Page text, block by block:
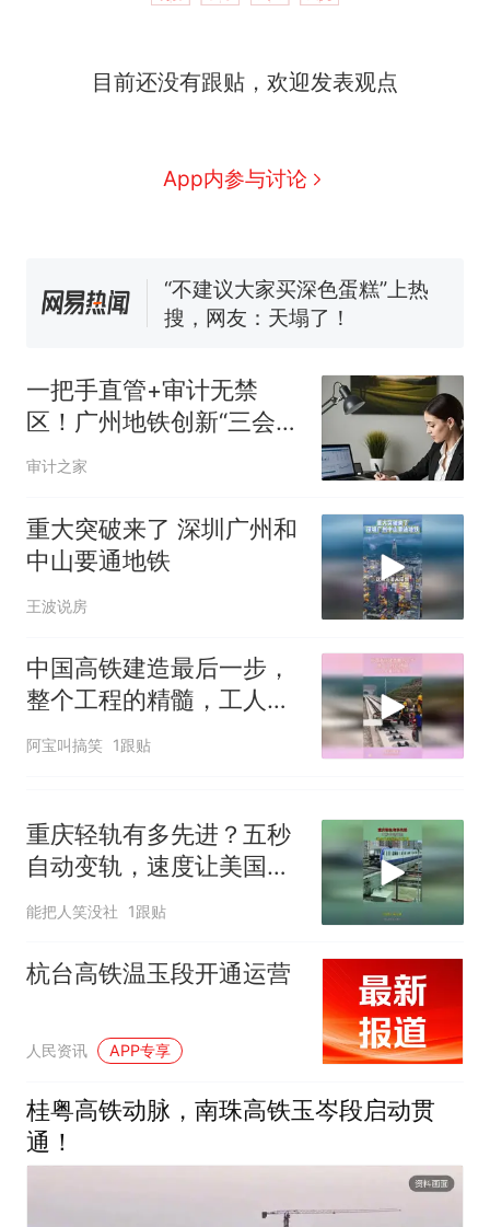
目前还没有跟贴，欢迎发表观点
App内参与讨论
交5060元才肯搬上楼！女子傻
视频丨只要一枚命中就能让航
已叫停招聘，成立调查组全面
核查
“不建议大家买深色蛋糕”上热
搜，网友：天塌了！
全部作废，公平么？
一把手直管+审计无禁
区！广州地铁创新“三会制
度”夯实整改闭环，审计价
审计之家
重大突破来了 深圳广州和
中山要通地铁
王波说房
中国高铁建造最后一步，
整个工程的精髓，工人坐
着就能完成
阿宝叫搞笑 1跟贴
重庆轻轨有多先进？五秒
自动变轨，速度让美国望
尘莫及
能把人笑没社 1跟贴
杭台高铁温玉段开通运营
人民资讯 APP专享
桂粤高铁动脉，南珠高铁玉岑段启动贯
通！